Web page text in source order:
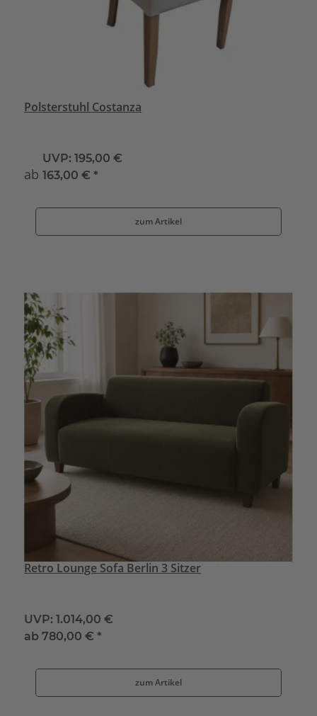
Polsterstuhl Costanza
ab
UVP: 195,00 €
163,00 €*
zum Artikel
Retro Lounge Sofa Berlin 3 Sitzer
UVP: 1.014,00 €
ab780,00 € *
zum Artikel